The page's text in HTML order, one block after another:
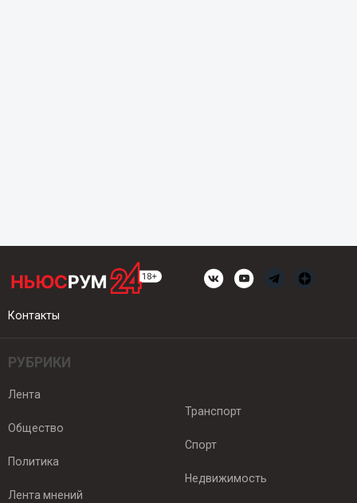
Контакты
РУБРИКИ
Лента
Общество
Политика
Лента мнений
Транспорт
Спорт
Недвижимость